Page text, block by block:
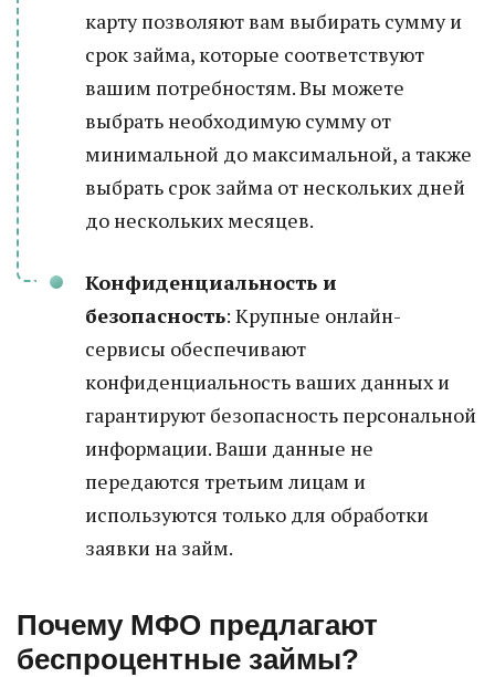
карту позволяют вам выбирать сумму и
срок займа, которые соответствуют
вашим потребностям. Вы можете
выбрать необходимую сумму от
минимальной до максимальной, а также
выбрать срок займа от нескольких дней
до нескольких месяцев.
Конфиденциальность и
безопасность: Крупные онлайн-
сервисы обеспечивают
конфиденциальность ваших данных и
гарантируют безопасность персональной
информации. Ваши данные не
передаются третьим лицам и
используются только для обработки
заявки на займ.
Почему МФО предлагают
беспроцентные займы?